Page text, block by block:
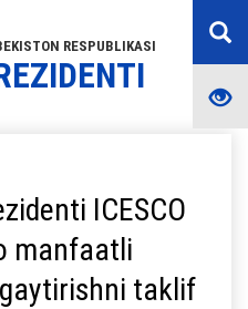
RESPUBLIKASI
ICESCO
manfaatli
taklif